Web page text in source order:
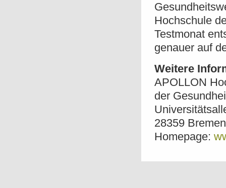
Hochschule
Testmonat
genauer auf
Weitere
APOLLON
der
28359 Bremen
Homepage: